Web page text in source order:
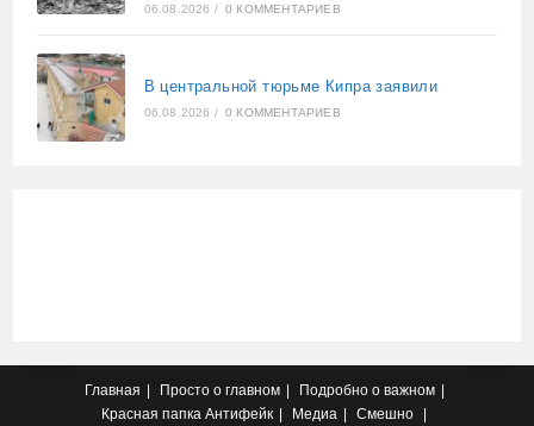
06.08.2026 / 0 КОММЕНТАРИЕВ
В центральной тюрьме Кипра заявили
06.08.2026 / 0 КОММЕНТАРИЕВ
Главная Просто о главном
Подробно о важном
Красная папка Антифейк Медиа Смешно